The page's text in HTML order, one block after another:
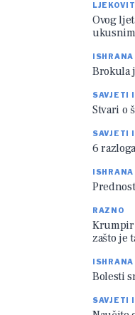
Ovog
ukusnim
ISHRANA
Brokula
SAVJETI
Stvari o
SAVJETI
6
ISHRANA
RAZNO
Krumpir
zašto je
ISHRANA
Bolesti
SAVJETI